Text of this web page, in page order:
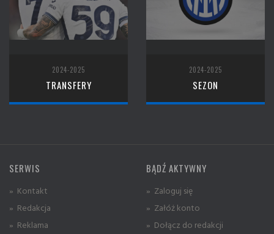
2024-2025
TRANSFERY
2024-2025
SEZON
SERWIS
» Kontakt
» Redakcja
» Reklama
BĄDŹ AKTYWNY
» Zaloguj się
» Załóż konto
» Dołącz do redakcji